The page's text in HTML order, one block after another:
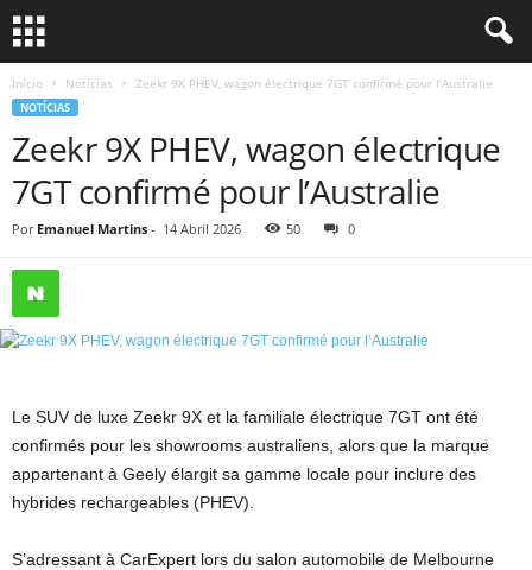
Início Notícias Zeekr 9X PHEV, wagon électrique 7GT confirmé pour l’Australie
NOTÍCIAS
Zeekr 9X PHEV, wagon électrique
7GT confirmé pour l’Australie
Por Emanuel Martins - 14 Abril 2026 50 0
Le SUV de luxe Zeekr 9X et la familiale électrique 7GT ont été
confirmés pour les showrooms australiens, alors que la marque
appartenant à Geely élargit sa gamme locale pour inclure des
hybrides rechargeables (PHEV).
S’adressant à CarExpert lors du salon automobile de Melbourne